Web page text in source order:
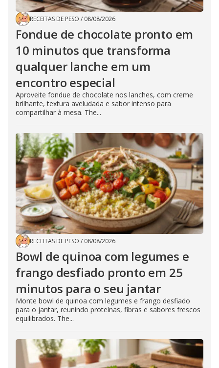
RECEITAS DE PESO / 08/08/2026
Fondue de chocolate pronto em
10 minutos que transforma
qualquer lanche em um
encontro especial
Aproveite fondue de chocolate nos lanches, com creme
brilhante, textura aveludada e sabor intenso para
compartilhar à mesa. The...
RECEITAS DE PESO / 08/08/2026
Bowl de quinoa com legumes e
frango desfiado pronto em 25
minutos para o seu jantar
Monte bowl de quinoa com legumes e frango desfiado
para o jantar, reunindo proteínas, fibras e sabores frescos
equilibrados. The...